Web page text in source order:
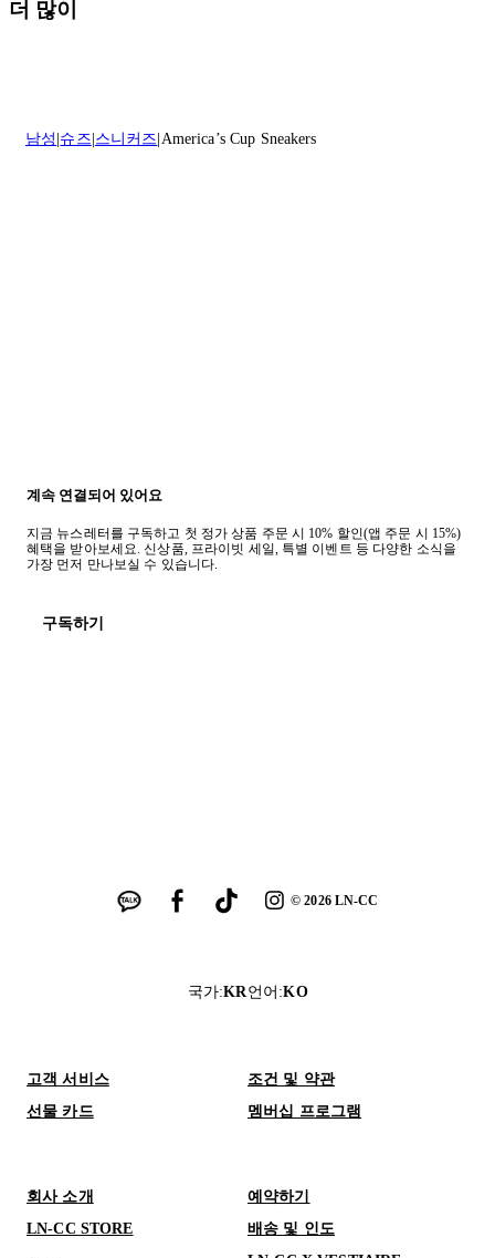
실 수 있습니다.
배송일로부터 영업일 기준 30일 이내에 접수된 반품에 대해서는 기꺼
이 환불해 드리겠습니다.반품 상품은 원래 상태를 유지하고 반드시
더 많이
남성 슈즈 스니커즈 America’s Cup Sneakers
계속 연결되어 있어요
지금 뉴스레터를 구독하고 첫 정가 상품 주문 시 10% 할인(앱 주문 시 15%)
혜택을 받아보세요. 신상품, 프라이빗 세일, 특별 이벤트 등 다양한 소식을
가장 먼저 만나보실 수 있습니다.
구독하기
©2026LN-CC
국가:KR언어 :KO
고객 서비스
조건 및 약관
선물 카드
멤버십 프로그램
회사 소개
예약하기
LN-CC STORE
배송 및 인도